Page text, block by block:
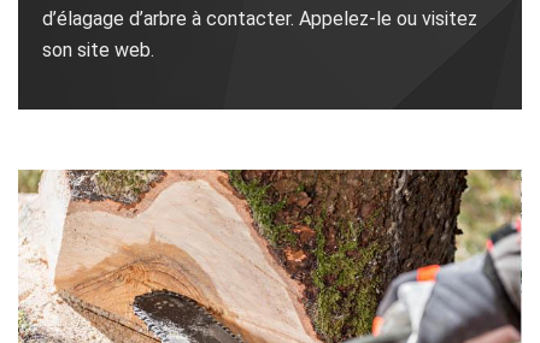
d’élagage d’arbre à contacter. Appelez-le ou visitez
son site web.